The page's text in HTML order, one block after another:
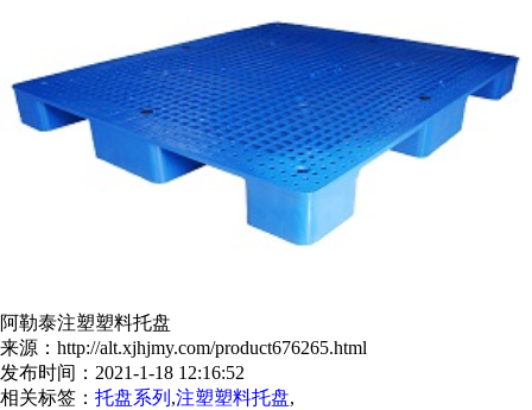
阿勒泰注塑塑料托盘
来源：http://alt.xjhjmy.com/product676265.html
发布时间：2021-1-18 12:16:52
相关标签： 托盘系列 ,注塑塑料托盘,